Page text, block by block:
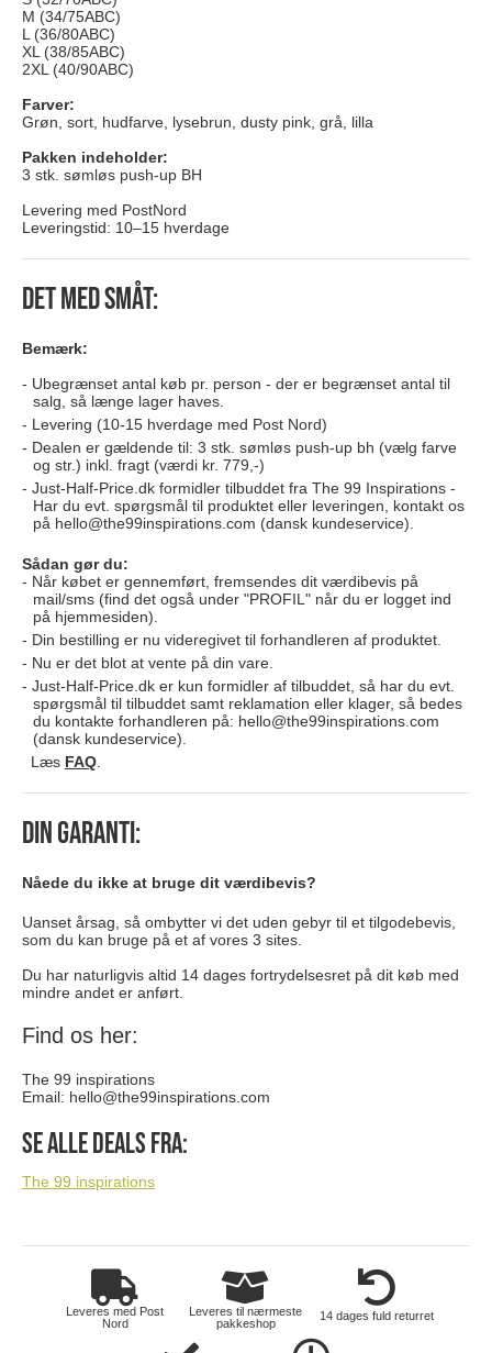
M (34/75ABC)
L (36/80ABC)
XL (38/85ABC)
2XL (40/90ABC)
Farver:
Grøn, sort, hudfarve, lysebrun, dusty pink, grå, lilla
Pakken indeholder:
3 stk. sømløs push-up BH
Levering med PostNord
Leveringstid: 10–15 hverdage
Det med småt:
Bemærk:
Ubegrænset antal køb pr. person - der er begrænset antal til
salg, så længe lager haves.
Levering (10-15 hverdage med Post Nord)
Dealen er gældende til: 3 stk. sømløs push-up bh (vælg farve
og str.) inkl. fragt (værdi kr. 779,-)
Just-Half-Price.dk formidler tilbuddet fra The 99 Inspirations -
Har du evt. spørgsmål til produktet eller leveringen, kontakt os
på hello@the99inspirations.com (dansk kundeservice).
Sådan gør du:
Når købet er gennemført, fremsendes dit værdibevis på
mail/sms (find det også under "PROFIL" når du er logget ind
på hjemmesiden).
Din bestilling er nu videregivet til forhandleren af produktet.
Nu er det blot at vente på din vare.
Just-Half-Price.dk er kun formidler af tilbuddet, så har du evt.
spørgsmål til tilbuddet samt reklamation eller klager, så bedes
du kontakte forhandleren på: hello@the99inspirations.com
(dansk kundeservice).
Læs FAQ.
Din garanti:
Nåede du ikke at bruge dit værdibevis?
Uanset årsag, så ombytter vi det uden gebyr til et tilgodebevis,
som du kan bruge på et af vores 3 sites.
Du har naturligvis altid 14 dages fortrydelsesret på dit køb med
mindre andet er anført.
Find os her:
The 99 inspirations
Email: hello@the99inspirations.com
Se alle deals fra:
The 99 inspirations
Leveres med Post
Nord
Leveres til nærmeste
pakkeshop
14 dages fuld returret